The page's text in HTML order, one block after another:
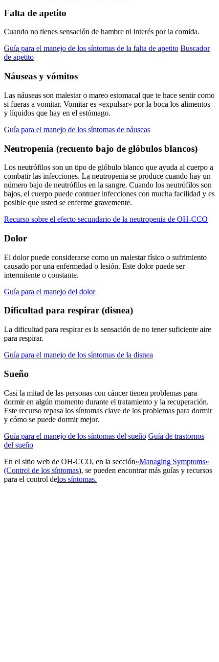
Falta de apetito
Cuando no tienes sensación de hambre ni interés por la comida.
Guía para el manejo de los síntomas de la falta de apetito Buscador
de apetito
Náuseas y vómitos
Las náuseas son malestar o mareo estomacal que te hace sentir como
si fueras a vomitar. Vomitar es «expulsar» por la boca los alimentos
y líquidos que hay en el estómago.
Guía para el manejo de los síntomas de náuseas
Neutropenia (recuento bajo de glóbulos blancos)
Los neutrófilos son un tipo de glóbulo blanco que ayuda al cuerpo a
combatir las infecciones. La neutropenia se produce cuando hay un
número bajo de neutrófilos en la sangre. Cuando los neutrófilos son
bajos, el cuerpo puede contraer infecciones con mucha facilidad y es
posible que usted se enferme gravemente.
Recurso sobre el efecto secundario de la neutropenia de OH-CCO
Dolor
El dolor puede considerarse como un malestar físico o sufrimiento
causado por una enfermedad o lesión. Este dolor puede ser
intermitente o constante.
Guía para el manejo del dolor
Dificultad para respirar (disnea)
La dificultad para respirar es la sensación de no tener suficiente aire
para respirar.
Guía para el manejo de los síntomas de la disnea
Sueño
Casi la mitad de las personas con cáncer tienen problemas para
dormir en algún momento durante el tratamiento y la recuperación.
Este recurso repasa los síntomas clave de los problemas para dormir
y cómo se puede dormir mejor.
Guía para el manejo de los síntomas del sueño Guía de trastornos
del sueño
En el sitio web de OH-CCO, en la sección«Managing Symptoms»
(Control de los síntomas), se pueden encontrar más guías y recursos
para el control delos síntomas.